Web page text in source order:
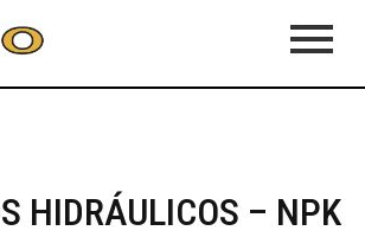
HIDRÁULICOS – NPK